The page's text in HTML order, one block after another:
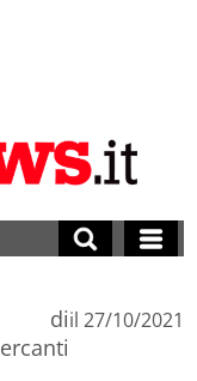
diil 27/10/2021